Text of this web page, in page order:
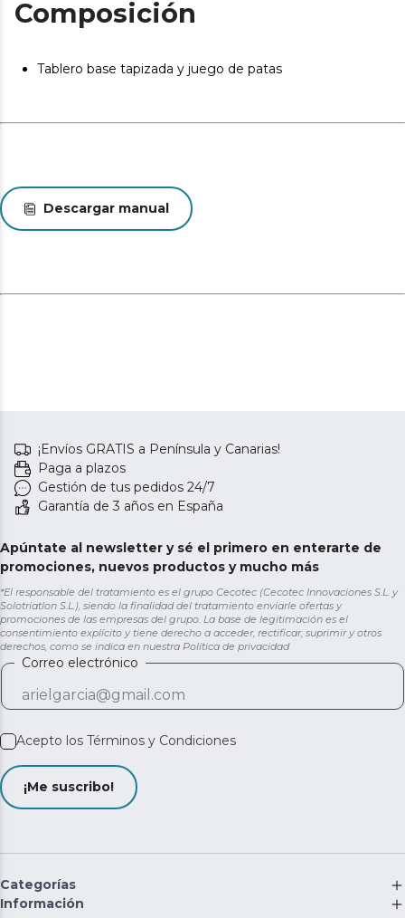
acabado. Estas variaciones son normales y no afectan a
la calidad ni a la utilidad del artículo.
Composición
Tablero base tapizada y juego de patas
Descargar manual
¡Envíos GRATIS a Península y Canarias!
Paga a plazos
Gestión de tus pedidos 24/7
Garantía de 3 años en España
Apúntate al newsletter y sé el primero en enterarte de
promociones, nuevos productos y mucho más
*El responsable del tratamiento es el grupo Cecotec (Cecotec Innovaciones S.L. y
Solotriatlon S.L.), siendo la finalidad del tratamiento enviarle ofertas y
promociones de las empresas del grupo. La base de legitimación es el
consentimiento explícito y tiene derecho a acceder, rectificar, suprimir y otros
derechos, como se indica en nuestra Política de privacidad
Correo electrónico
Acepto los Términos y Condiciones
¡Me suscribo!
Categorías
Información